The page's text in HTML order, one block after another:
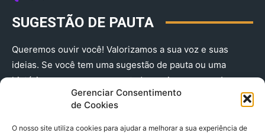
Gerenciar Consentimento
de Cookies
O nosso site utiliza cookies para ajudar a melhorar a sua experiência de
SUGESTÃO DE PAUTA
Queremos ouvir você! Valorizamos a sua voz e suas
ideias. Se você tem uma sugestão de pauta ou uma
história que merece ser contada, envie-nos agora!
(91) 98224 - 3111